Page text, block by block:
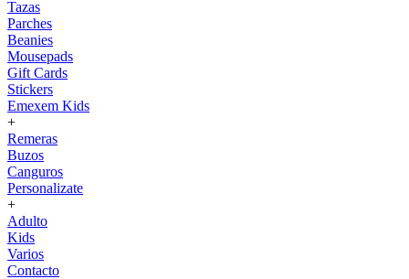
Tazas
Parches
Beanies
Mousepads
Gift Cards
Stickers
Emexem Kids
+
Remeras
Buzos
Canguros
Personalizate
+
Adulto
Kids
Varios
Contacto